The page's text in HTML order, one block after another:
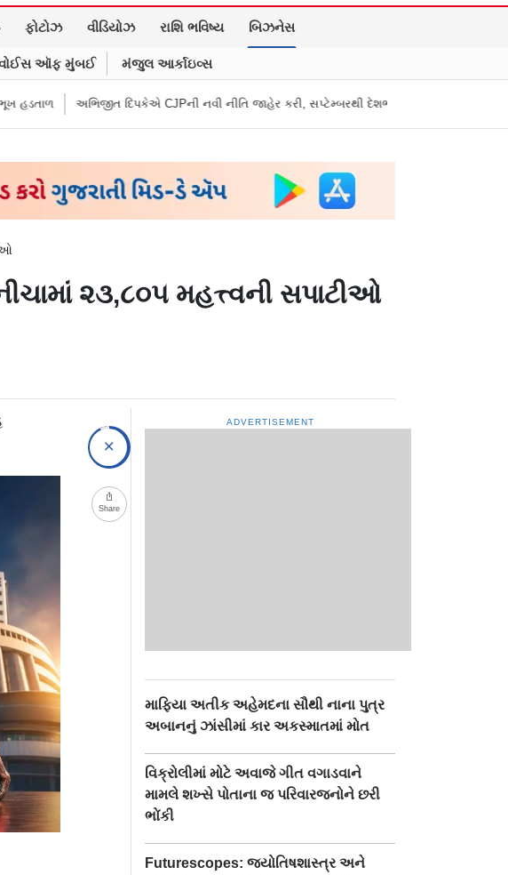
ફોટોઝ વીડિયોઝ રાશિ ભવિષ્ય બિઝનેસ
ઑફ મુંબઈ મંજુલ આર્કાઇવ્સ
દિપકેએ CJPની નવી નીતિ જાહેર કરી, સપ્ટેમ્બરથી દેશભારમાં થશે શરૂ તુકારામ મુંઢે On Fire:
૨૩,૮૦૫ મહત્ત્વની સપાટીઓ
Share
ADVERTISEMENT
માફિયા અતીક અહેમદના સૌથી નાના પુત્ર
અબાનનું ઝાંસીમાં કાર અકસ્માતમાં મોત
વિક્રોલીમાં મોટે અવાજે ગીત વગાડવાને
મામલે શખ્સે પોતાના જ પરિવારજનોને છરી
ભોંકી
Futurescopes: જ્યોતિષશાસ્ત્ર અને